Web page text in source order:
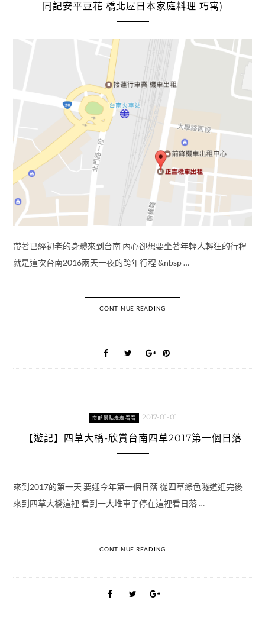
同記安平豆花 橋北屋日本家庭料理 巧寓)
帶著已經初老的身體來到台南 內心卻想要坐著年輕人輕狂的行程
就是這次台南2016兩天一夜的跨年行程 &nbsp …
CONTINUE READING
南部景點走走看看 2017-01-01
【遊記】四草大橋-欣賞台南四草2017第一個日落
來到2017的第一天 要迎今年第一個日落 從四草綠色隧道逛完後
來到四草大橋這裡 看到一大堆車子停在這裡看日落 …
CONTINUE READING